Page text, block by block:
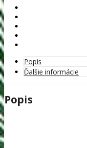
Popis
Ďalšie informácie
Popis